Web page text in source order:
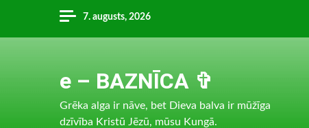
content
7. augusts, 2026
e – BAZNĪCA ✞
Grēka alga ir nāve, bet Dieva balva ir mūžīga
dzīvība Kristū Jēzū, mūsu Kungā.